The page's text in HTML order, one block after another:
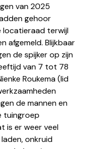
van 2025
gehoor
locatieraad terwijl
afgemeld. Blijkbaar
de spijker op zijn
van 7 tot 78
Roukema (lid
de mannen en
tuingroep
is er weer veel
onkruid